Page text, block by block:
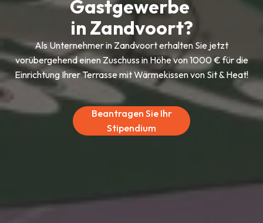
Gastgewerbe
in Zandvoort?
Als Unternehmer in Zandvoort erhalten Sie jetzt
vorübergehend einen Zuschuss in Höhe von 1000 € für die
Einrichtung Ihrer Terrasse mit Wärmekissen von Sit & Heat!
Beantragen Sie Ihr
Stipendium